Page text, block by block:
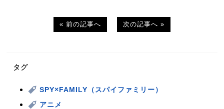
« 前の記事へ 次の記事へ »
タグ
SPY×FAMILY（スパイファミリー）
アニメ